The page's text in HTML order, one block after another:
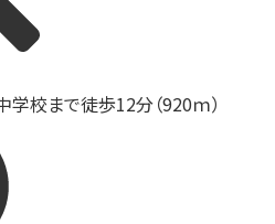
校まで徒歩12分（920ｍ）